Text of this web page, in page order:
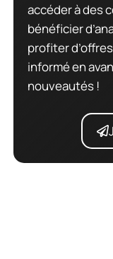
accéder à des
bénéficier
profiter
informé en
nouveautés !